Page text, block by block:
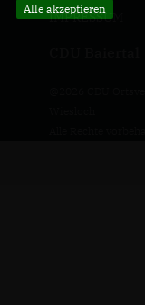
IMPRESSUM
Alle akzeptieren